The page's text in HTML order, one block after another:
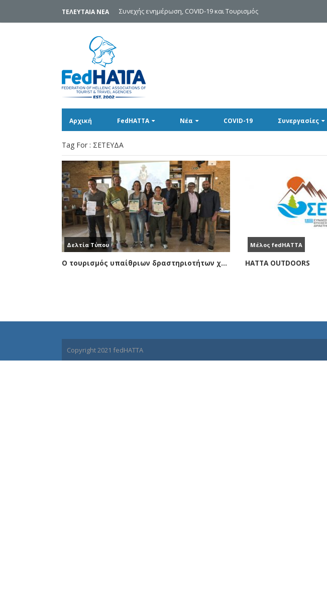
ΤΕΛΕΥΤΑΙΑ ΝΕΑ Συνεχής ενημέρωση, COVID-19 και Τουρισμός
Αρχική FedHATTA Νέα COVID-19 Συνεργασίες
Tag For : ΣΕΤΕΥΔΑ
Δελτία Τύπου
Ο τουρισμός υπαίθριων δραστηριοτήτων χρειάζεται υπευθυνότητα
Μέλος fedHATTA
HATTA OUTDOORS
Copyright 2021 fedHATTA